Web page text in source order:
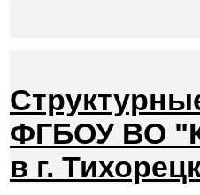
ФГБОУ ВО
в г.